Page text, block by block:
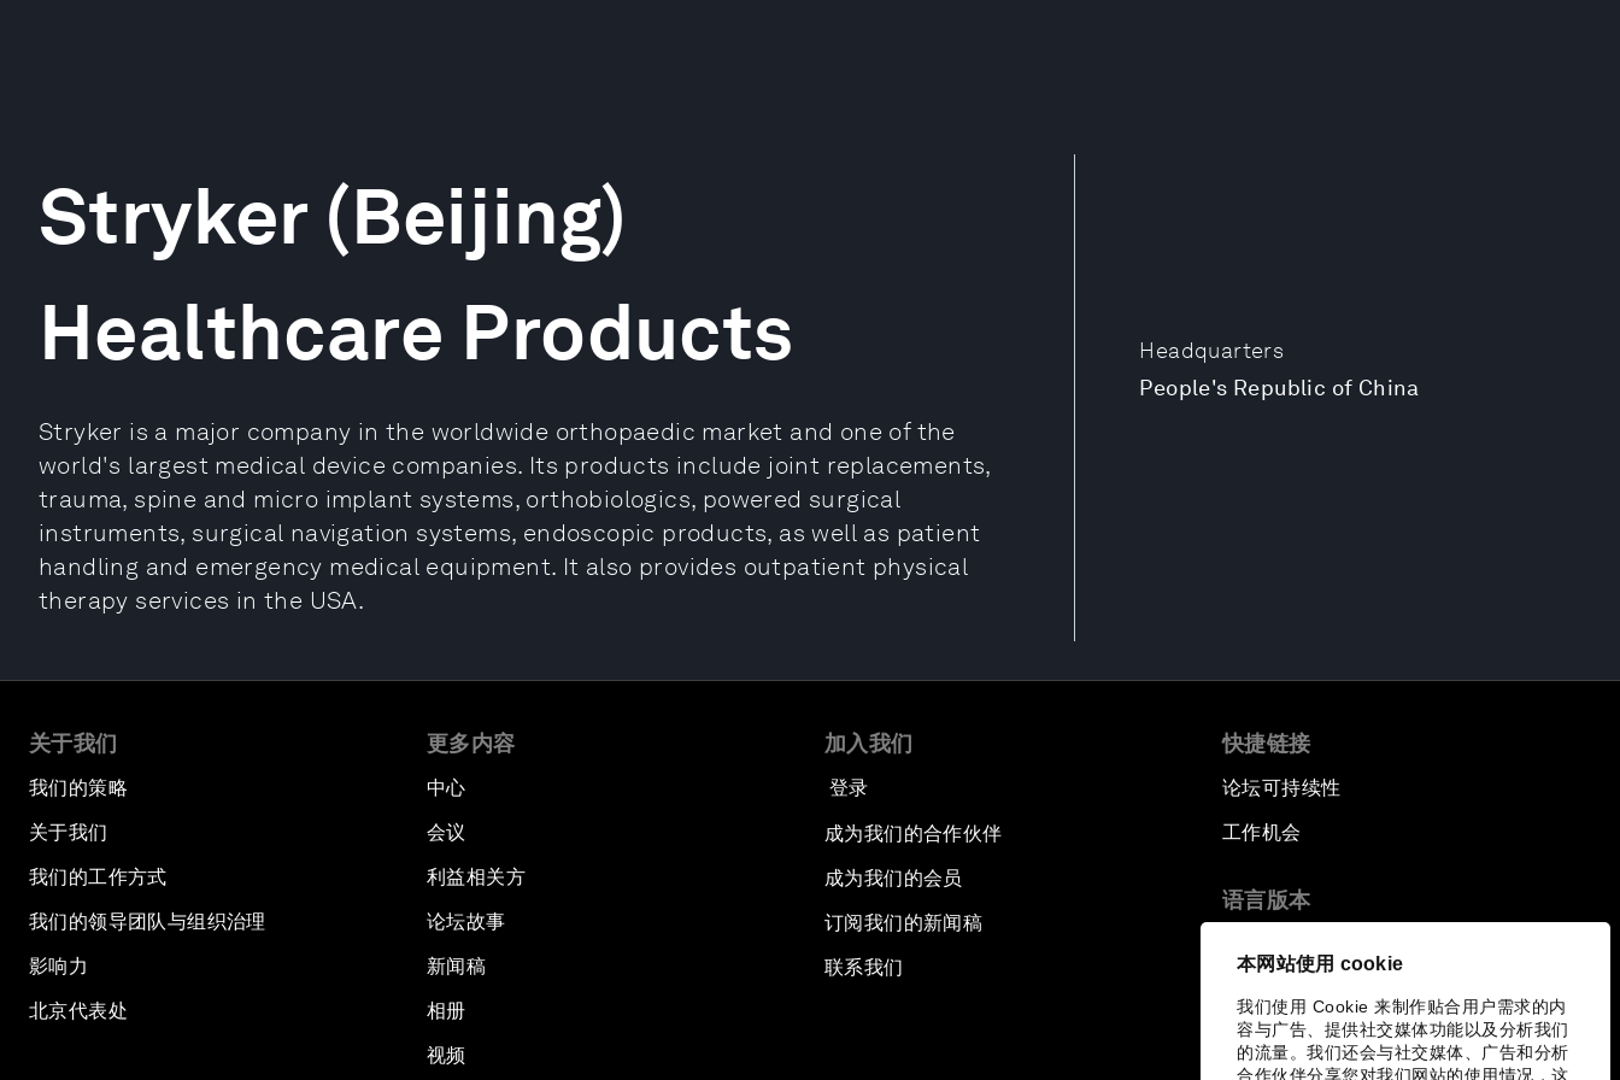
本网站使用 cookie
我们使用 Cookie 来制作贴合用户需求的内
容与广告、提供社交媒体功能以及分析我们
的流量。我们还会与社交媒体、广告和分析
合作伙伴分享您对我们网站的使用情况，这
Headquarters
People's Republic of China
Stryker (Beijing)
Healthcare Products
Stryker is a major company in the worldwide orthopaedic market and one of the
world's largest medical device companies. Its products include joint replacements,
trauma, spine and micro implant systems, orthobiologics, powered surgical
instruments, surgical navigation systems, endoscopic products, as well as patient
handling and emergency medical equipment. It also provides outpatient physical
therapy services in the USA.
关于我们
我们的策略
关于我们
我们的工作方式
我们的领导团队与组织治理
影响力
北京代表处
更多内容
中心
会议
利益相关方
论坛故事
新闻稿
相册
视频
加入我们
登录
成为我们的合作伙伴
成为我们的会员
订阅我们的新闻稿
联系我们
快捷链接
论坛可持续性
工作机会
语言版本